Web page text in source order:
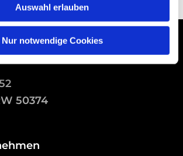
Auswahl erlauben
Nur notwendige Cookies
50374